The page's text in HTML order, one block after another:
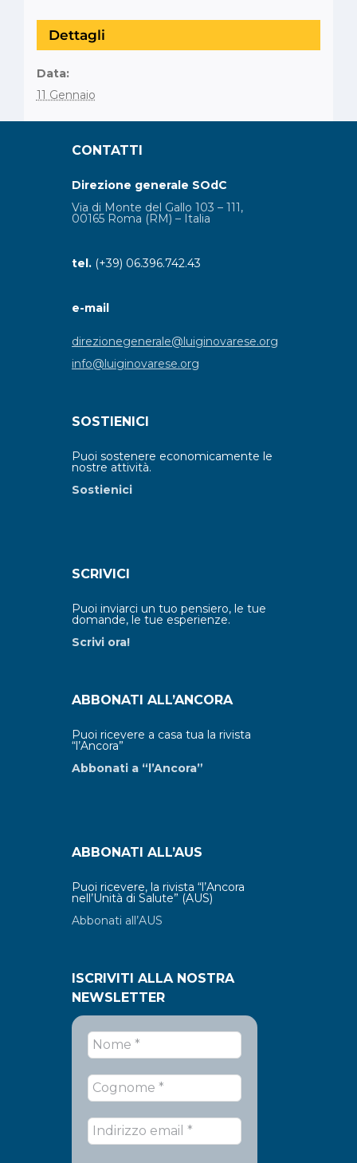
Dettagli
Data:
11 Gennaio
CONTATTI
Direzione generale SOdC
Via di Monte del Gallo 103 – 111,
00165 Roma (RM) – Italia
tel. (+39) 06.396.742.43
e-mail
direzionegenerale@luiginovarese.org
info@luiginovarese.org
SOSTIENICI
Puoi sostenere economicamente le
nostre attività.
Sostienici
SCRIVICI
Puoi inviarci un tuo pensiero, le tue
domande, le tue esperienze.
Scrivi ora!
ABBONATI ALL’ANCORA
Puoi ricevere a casa tua la rivista
“l’Ancora”
Abbonati a “l’Ancora”
ABBONATI ALL’AUS
Puoi ricevere, la rivista “l’Ancora
nell’Unità di Salute” (AUS)
Abbonati all’AUS
ISCRIVITI ALLA NOSTRA
NEWSLETTER